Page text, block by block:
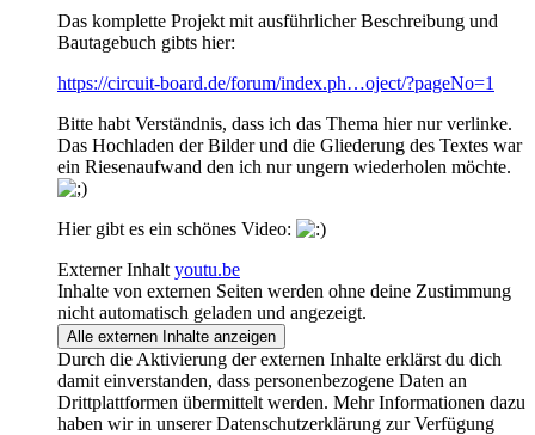
Das komplette Projekt mit ausführlicher Beschreibung und
Bautagebuch gibts hier:
https://circuit-board.de/forum/index.ph…oject/?pageNo=1
Bitte habt Verständnis, dass ich das Thema hier nur verlinke.
Das Hochladen der Bilder und die Gliederung des Textes war
ein Riesenaufwand den ich nur ungern wiederholen möchte.
Hier gibt es ein schönes Video:
Externer Inhalt youtu.be
Inhalte von externen Seiten werden ohne deine Zustimmung
nicht automatisch geladen und angezeigt.
Alle externen Inhalte anzeigen
Durch die Aktivierung der externen Inhalte erklärst du dich
damit einverstanden, dass personenbezogene Daten an
Drittplattformen übermittelt werden. Mehr Informationen dazu
haben wir in unserer Datenschutzerklärung zur Verfügung